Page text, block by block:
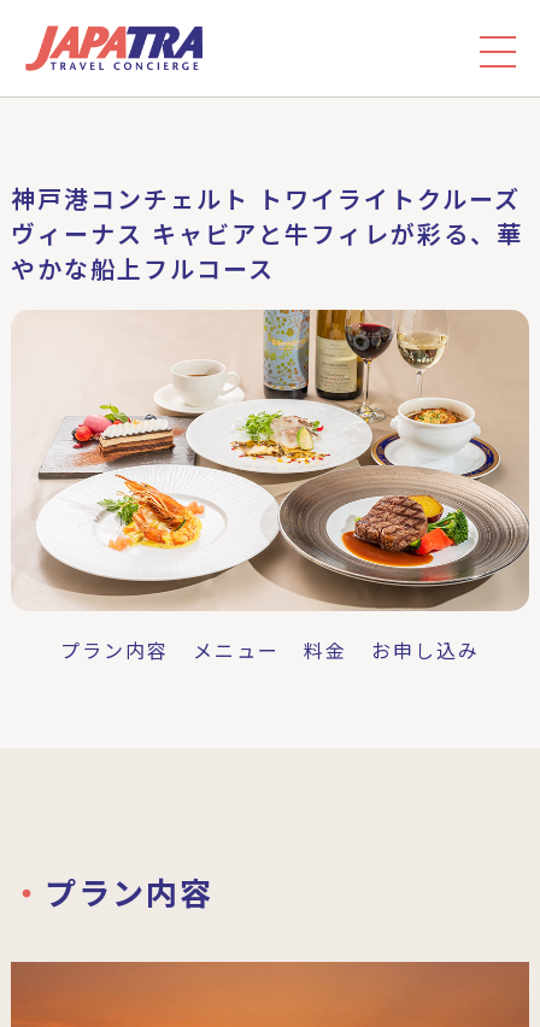
神戸港コンチェルト トワイライトクルーズ
ヴィーナス キャビアと牛フィレが彩る、華
やかな船上フルコース
プラン内容 メニュー 料金 お申し込み
プラン内容